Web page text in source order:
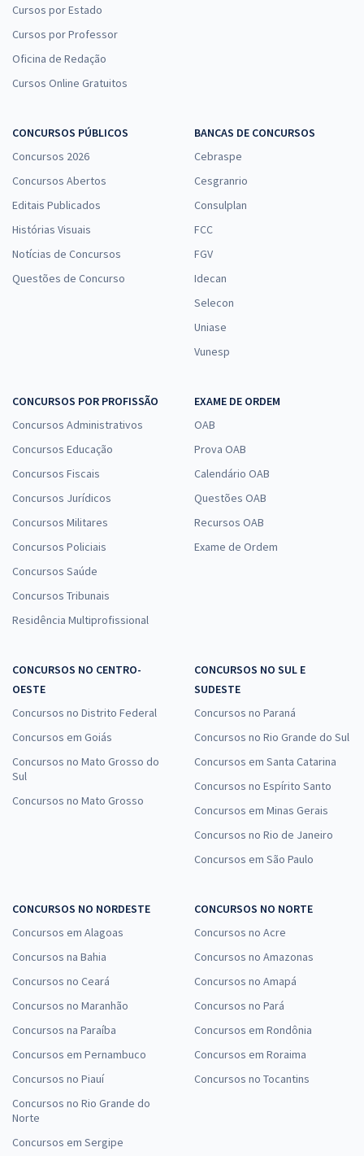
Cursos por Estado
Cursos por Professor
Oficina de Redação
Cursos Online Gratuitos
CONCURSOS PÚBLICOS
Concursos 2026
Concursos Abertos
Editais Publicados
Histórias Visuais
Notícias de Concursos
Questões de Concurso
BANCAS DE CONCURSOS
Cebraspe
Cesgranrio
Consulplan
FCC
FGV
Idecan
Selecon
Uniase
Vunesp
CONCURSOS POR PROFISSÃO
Concursos Administrativos
Concursos Educação
Concursos Fiscais
Concursos Jurídicos
Concursos Militares
Concursos Policiais
Concursos Saúde
Concursos Tribunais
Residência Multiprofissional
EXAME DE ORDEM
OAB
Prova OAB
Calendário OAB
Questões OAB
Recursos OAB
Exame de Ordem
CONCURSOS NO CENTRO-
OESTE
Concursos no Distrito Federal
Concursos em Goiás
Concursos no Mato Grosso do
Sul
Concursos no Mato Grosso
CONCURSOS NO SUL E
SUDESTE
Concursos no Paraná
Concursos no Rio Grande do Sul
Concursos em Santa Catarina
Concursos no Espírito Santo
Concursos em Minas Gerais
Concursos no Rio de Janeiro
Concursos em São Paulo
CONCURSOS NO NORDESTE
Concursos em Alagoas
Concursos na Bahia
Concursos no Ceará
Concursos no Maranhão
Concursos na Paraíba
Concursos em Pernambuco
Concursos no Piauí
Concursos no Rio Grande do
Norte
Concursos em Sergipe
CONCURSOS NO NORTE
Concursos no Acre
Concursos no Amazonas
Concursos no Amapá
Concursos no Pará
Concursos em Rondônia
Concursos em Roraima
Concursos no Tocantins